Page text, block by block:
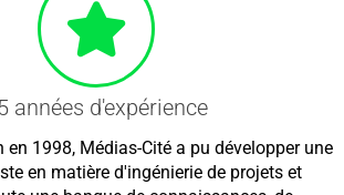
années d'expérience
en 1998, Médias-Cité a pu développer une
en matière d'ingénierie de projets et